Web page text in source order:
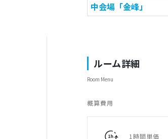
中会場「金峰」
ルーム詳細
Room Menu
概算費用
1時間単価